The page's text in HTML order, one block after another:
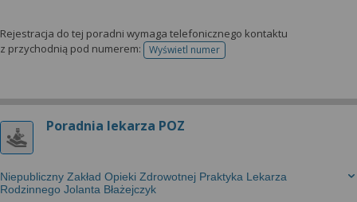
Rejestracja do tej poradni wymaga telefonicznego kontaktu
z przychodnią pod numerem:
Wyświetl numertelefonu do rejestracji
Poradnia lekarza POZ
Niepubliczny Zakład Opieki Zdrowotnej Praktyka Lekarza
Rodzinnego Jolanta Błażejczyk